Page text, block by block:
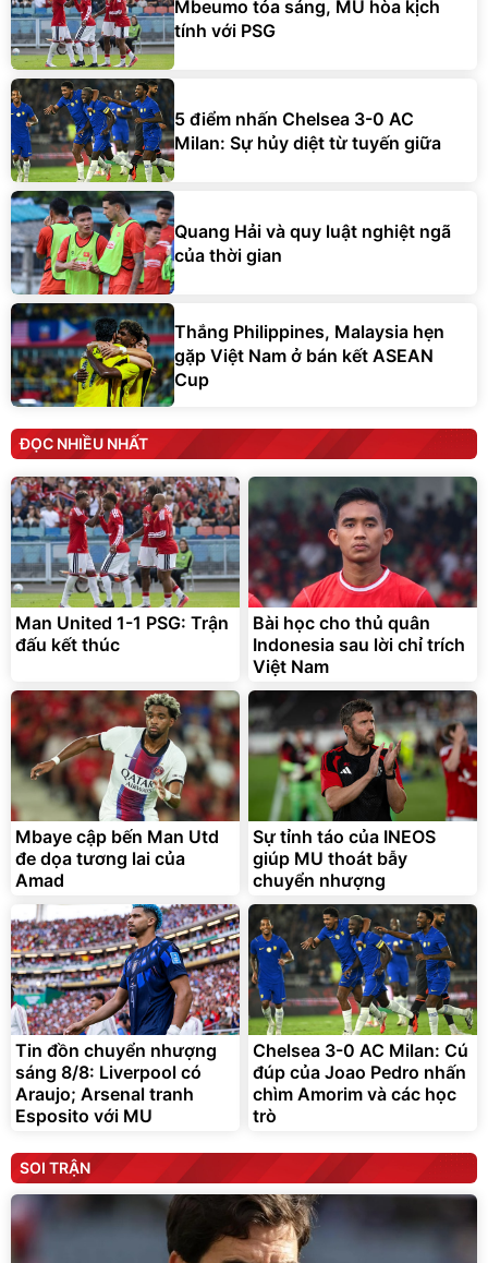
Mbeumo tỏa sáng, MU hòa kịch
tính với PSG
5 điểm nhấn Chelsea 3-0 AC
Milan: Sự hủy diệt từ tuyến giữa
Quang Hải và quy luật nghiệt ngã
của thời gian
Thắng Philippines, Malaysia hẹn
gặp Việt Nam ở bán kết ASEAN
Cup
ĐỌC NHIỀU NHẤT
Man United 1-1 PSG: Trận
đấu kết thúc
Bài học cho thủ quân
Indonesia sau lời chỉ trích
Việt Nam
Mbaye cập bến Man Utd
đe dọa tương lai của
Amad
Sự tỉnh táo của INEOS
giúp MU thoát bẫy
chuyển nhượng
Tin đồn chuyển nhượng
sáng 8/8: Liverpool có
Araujo; Arsenal tranh
Esposito với MU
Chelsea 3-0 AC Milan: Cú
đúp của Joao Pedro nhấn
chìm Amorim và các học
trò
SOI TRẬN